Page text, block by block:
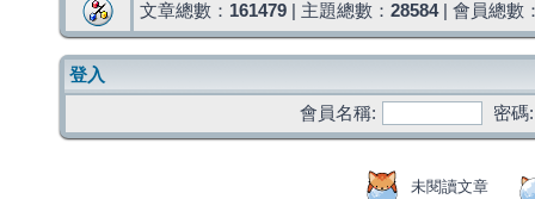
文章總數： 161479 | 主題總數： 28584| 會員總數
登入
會員名稱:
密碼:
未閱讀文章